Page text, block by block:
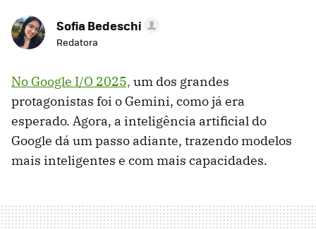
Sofia Bedeschi
Redatora
No Google I/O 2025, um dos grandes
protagonistas foi o Gemini, como já era
esperado. Agora, a inteligência artificial do
Google dá um passo adiante, trazendo modelos
mais inteligentes e com mais capacidades.